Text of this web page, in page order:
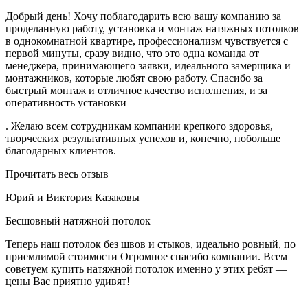
Добрый день! Хочу поблагодарить всю вашу компанию за
проделанную работу, установка и монтаж натяжных потолков
в однокомнатной квартире, профессионализм чувствуется с
первой минуты, сразу видно, что это одна команда от
менеджера, принимающего заявки, идеального замерщика и
монтажников, которые любят свою работу. Спасибо за
быстрый монтаж и отличное качество исполнения, и за
оперативность установки
. Желаю всем сотрудникам компании крепкого здоровья,
творческих результативных успехов и, конечно, побольше
благодарных клиентов.
Прочитать весь отзыв
Юрий и Виктория Казаковы
Бесшовный натяжной потолок
Теперь наш потолок без швов и стыков, идеально ровный, по
приемлимой стоимости Огромное спасибо компании. Всем
советуем купить натяжной потолок именно у этих ребят —
цены Вас приятно удивят!